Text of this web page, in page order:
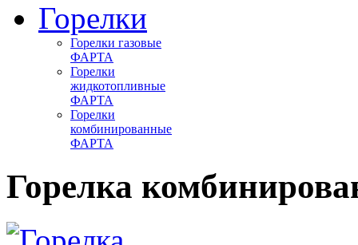
Горелки
Горелки газовые
ФАРТА
Горелки
жидкотопливные
ФАРТА
Горелки
комбинированные
ФАРТА
Горелка